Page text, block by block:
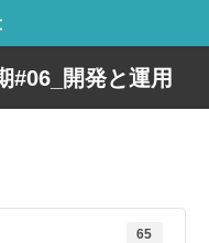
#06_開発と運用
65